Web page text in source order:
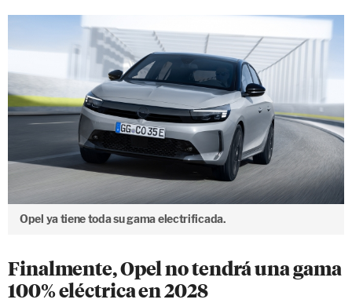
Opel ya tiene toda su gama electrificada.
Finalmente, Opel no tendrá una gama
100% eléctrica en 2028